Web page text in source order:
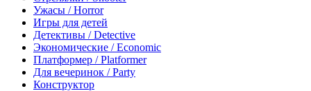
Ужасы / Horror
Игры для детей
Детективы / Detective
Экономические / Economic
Платформер / Platformer
Для вечеринок / Party
Конструктор